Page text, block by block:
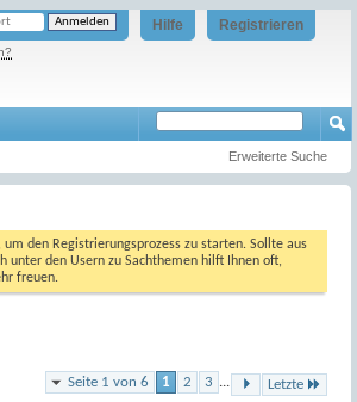
Registrieren
Hilfe
Erweiterte Suche
den Registrierungsprozess zu starten. Sollte aus
unter den Usern zu Sachthemen hilft Ihnen oft,
freuen.
Seite 1 von 6 1 2 3 ... Letzte